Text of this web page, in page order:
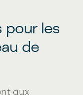
pour les
de
aux